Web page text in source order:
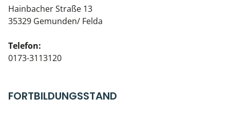
Hainbacher Straße 13
35329 Gemunden/ Felda
Telefon:
0173-3113120
FORTBILDUNGSSTAND
Klinische & Praktische Kurse
Prüfung & Zertifikation
Postgraduate- & Spezialkurse